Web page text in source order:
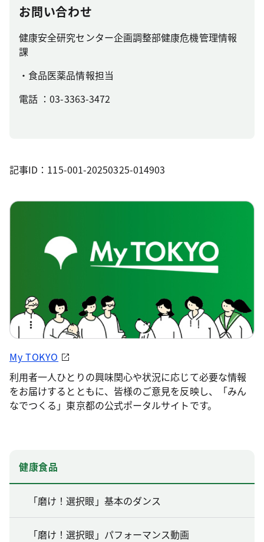
お問い合わせ
健康安全研究センター企画調整部健康危機管理情報
課
・食品医薬品情報担当
電話 ：03-3363-3472
記事ID：115-001-20250325-014903
My TOKYO
利用者一人ひとりの興味関心や状況に応じて必要な情報
をお届けするとともに、皆様のご意見を反映し、「みん
なでつくる」東京都の公式ポータルサイトです。
健康食品
「磨け！選択眼」基本のダンス
「磨け！選択眼」パフォーマンス動画